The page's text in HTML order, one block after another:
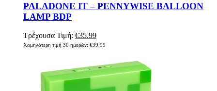
PALADONE IT – PENNYWISE BALLOON
LAMP BDP
Τρέχουσα Τιμή: Original
price
€35.99Η
τρέχουσα
€35.99.
Χαμηλότερη τιμή 30 ημερών: €39.99